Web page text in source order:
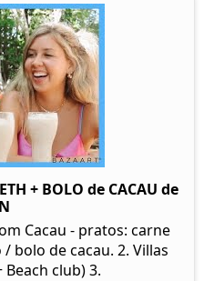
+ BOLO de CACAU de
Cacau - pratos: carne
bolo de cacau. 2. Villas
Beach club) 3.